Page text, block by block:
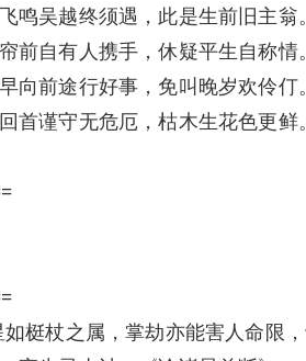
吴越终须遇，此是生前旧主翁。
自有人携手，休疑平生自称情。
前途行好事，免叫晚岁欢伶仃。
谨守无危厄，枯木生花色更鲜。
梃杖之属，掌劫亦能害人命限